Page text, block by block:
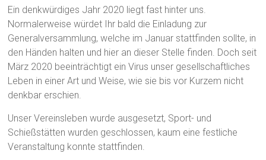
Ein denkwürdiges Jahr 2020 liegt fast hinter uns.
Normalerweise würdet Ihr bald die Einladung zur
Generalversammlung, welche im Januar stattfinden sollte, in
den Händen halten und hier an dieser Stelle finden. Doch seit
März 2020 beeinträchtigt ein Virus unser gesellschaftliches
Leben in einer Art und Weise, wie sie bis vor Kurzem nicht
denkbar erschien.
Unser Vereinsleben wurde ausgesetzt, Sport- und
Schießstätten wurden geschlossen, kaum eine festliche
Veranstaltung konnte stattfinden.